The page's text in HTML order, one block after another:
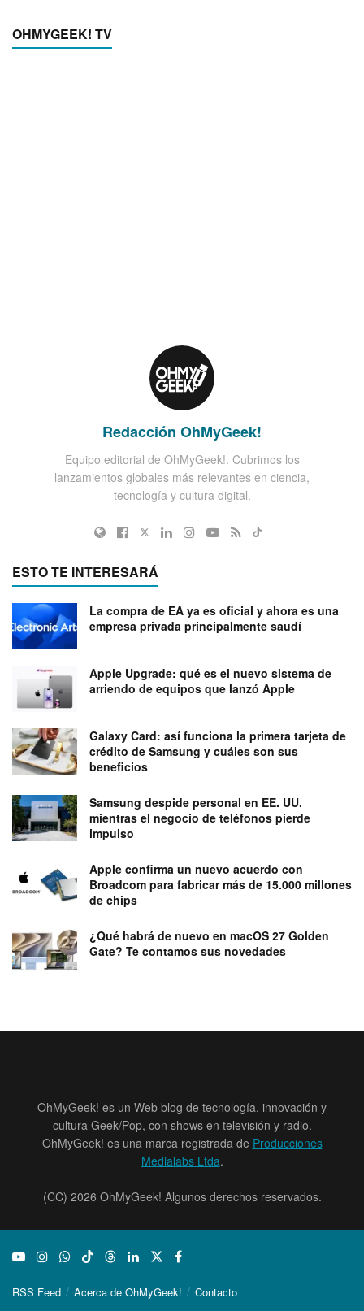
OHMYGEEK! TV
Redacción OhMyGeek!
Equipo editorial de OhMyGeek!. Cubrimos los
lanzamientos globales más relevantes en ciencia,
tecnología y cultura digital.
ESTO TE INTERESARÁ
La compra de EA ya es oficial y ahora es una
empresa privada principalmente saudí
Apple Upgrade: qué es el nuevo sistema de
arriendo de equipos que lanzó Apple
Galaxy Card: así funciona la primera tarjeta de
crédito de Samsung y cuáles son sus
beneficios
Samsung despide personal en EE. UU.
mientras el negocio de teléfonos pierde
impulso
Apple confirma un nuevo acuerdo con
Broadcom para fabricar más de 15.000 millones
de chips
¿Qué habrá de nuevo en macOS 27 Golden
Gate? Te contamos sus novedades
OhMyGeek! es un Web blog de tecnología, innovación y
cultura Geek/Pop, con shows en televisión y radio.
OhMyGeek! es una marca registrada de Producciones
Medialabs Ltda.
(CC) 2026 OhMyGeek! Algunos derechos reservados.
RSS Feed Acerca de OhMyGeek! Contacto